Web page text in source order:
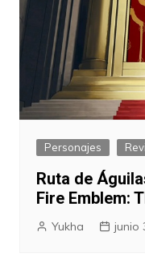
Personajes
Ruta de
Fire Emblem:
Yukha junio